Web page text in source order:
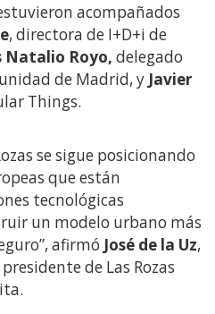
acompañados
, directora de I+D+i de
Natalio Royo, delegado
de Madrid, y Javier
Things.
se sigue posicionando
que están
tecnológicas
un modelo urbano más
afirmó José de la Uz,
de Las Rozas